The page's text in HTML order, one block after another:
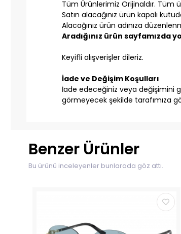
Tüm Ürünlerimiz Orijinaldır. Tüm
Satın alacağınız ürün kapalı
Alacağınız ürün adınıza
Aradığınız ürün
Keyifli alışverişler dileriz.
İade ve Değişim Koşulları
İade edeceğiniz veya değişimini
görmeyecek şekilde tarafımıza
Benzer Ürünler
Bu ürünü inceleyenler bunlarada göz attı.